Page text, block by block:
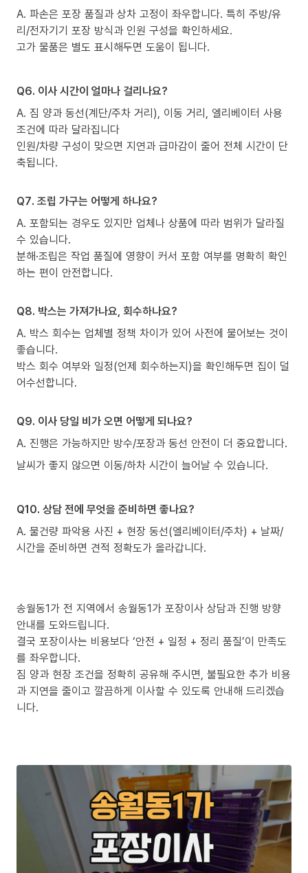
A. 파손은 포장 품질과 상차 고정이 좌우합니다. 특히 주방/유
리/전자기기 포장 방식과 인원 구성을 확인하세요.
고가 물품은 별도 표시해두면 도움이 됩니다.
Q6. 이사 시간이 얼마나 걸리나요?
A. 짐 양과 동선(계단/주차 거리), 이동 거리, 엘리베이터 사용
조건에 따라 달라집니다
인원/차량 구성이 맞으면 지연과 급마감이 줄어 전체 시간이 단
축됩니다.
Q7. 조립 가구는 어떻게 하나요?
A. 포함되는 경우도 있지만 업체나 상품에 따라 범위가 달라질
수 있습니다.
분해·조립은 작업 품질에 영향이 커서 포함 여부를 명확히 확인
하는 편이 안전합니다.
Q8. 박스는 가져가나요, 회수하나요?
A. 박스 회수는 업체별 정책 차이가 있어 사전에 물어보는 것이
좋습니다.
박스 회수 여부와 일정(언제 회수하는지)을 확인해두면 집이 덜
어수선합니다.
Q9. 이사 당일 비가 오면 어떻게 되나요?
A. 진행은 가능하지만 방수/포장과 동선 안전이 더 중요합니다.
날씨가 좋지 않으면 이동/하차 시간이 늘어날 수 있습니다.
Q10. 상담 전에 무엇을 준비하면 좋나요?
A. 물건량 파악용 사진 + 현장 동선(엘리베이터/주차) + 날짜/
시간을 준비하면 견적 정확도가 올라갑니다.
송월동1가 전 지역에서 송월동1가 포장이사 상담과 진행 방향
안내를 도와드립니다.
결국 포장이사는 비용보다 ‘안전 + 일정 + 정리 품질’이 만족도
를 좌우합니다.
짐 양과 현장 조건을 정확히 공유해 주시면, 불필요한 추가 비용
과 지연을 줄이고 깔끔하게 이사할 수 있도록 안내해 드리겠습
니다.